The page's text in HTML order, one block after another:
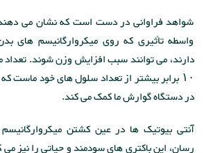
شواهد فراوانی در دست است که نشان می دهند
واسطه تأثیری که روی میکروارگانیسم های
دارند، می توانند سبب افزایش وزن شوند. تعداد
۱۰ برابر بیشتر از تعداد سلول های خود
در دستگاه گوارش ما کمک می کند.
آنتی بیوتیک ها در عین کشتن
رسان، این باکتری های سودمند و حیاتی را نیز